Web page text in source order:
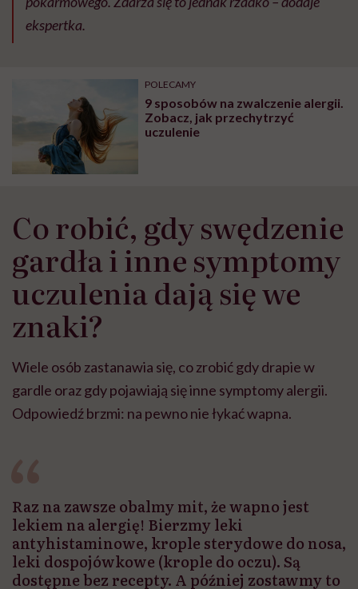
ekspertka.
POLECAMY
9 sposobów na zwalczenie alergii.
Zobacz, jak przechytrzyć
uczulenie
Co robić, gdy swędzenie
gardła i inne symptomy
uczulenia dają się we
znaki?
Wiele osób zastanawia się, co zrobić gdy drapie w
gardle oraz gdy pojawiają się inne symptomy alergii.
Odpowiedź brzmi: na pewno nie łykać wapna.
Raz na zawsze obalmy mit, że wapno jest
lekiem na alergię! Bierzmy leki
antyhistaminowe, krople sterydowe do nosa,
leki dospojówkowe (krople do oczu). Są
dostępne bez recepty. A później zostawmy to